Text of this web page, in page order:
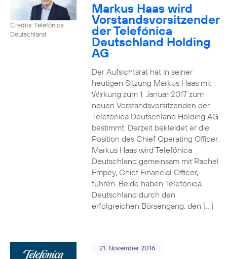
Credits: Telefónica
Deutschland
Markus Haas wird
Vorstandsvorsitzender
der Telefónica
Deutschland Holding
AG
Der Aufsichtsrat hat in seiner
heutigen Sitzung Markus Haas mit
Wirkung zum 1. Januar 2017 zum
neuen Vorstandsvorsitzenden der
Telefónica Deutschland Holding AG
bestimmt. Derzeit bekleidet er die
Position des Chief Operating Officer.
Markus Haas wird Telefónica
Deutschland gemeinsam mit Rachel
Empey, Chief Financial Officer,
führen. Beide haben Telefónica
Deutschland durch den
erfolgreichen Börsengang, den […]
21. November 2016